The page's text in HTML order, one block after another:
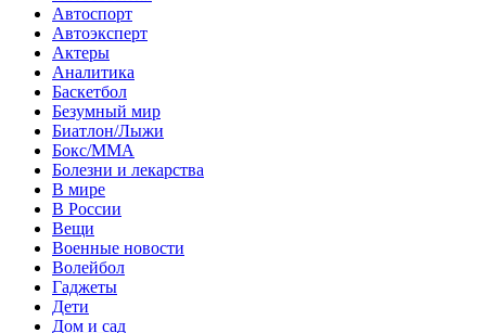
Автоспорт
Автоэксперт
Актеры
Аналитика
Баскетбол
Безумный мир
Биатлон/Лыжи
Бокс/MMA
Болезни и лекарства
В мире
В России
Вещи
Военные новости
Волейбол
Гаджеты
Дети
Дом и сад